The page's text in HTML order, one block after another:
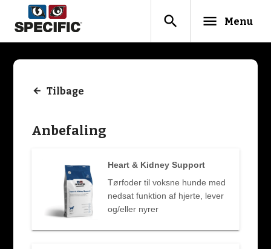
search menu Menu
Tilbage
Anbefaling
Heart & Kidney Support
Tørfoder til voksne hunde med
nedsat funktion af hjerte, lever
og/eller nyrer